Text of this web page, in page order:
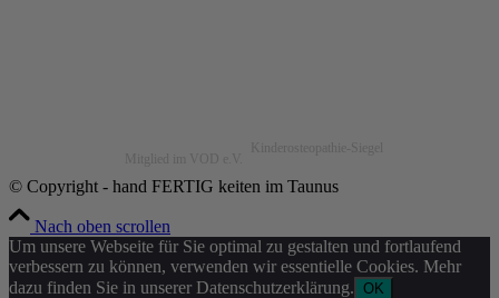
© Copyright - hand FERTIG keiten im Taunus
Nach oben scrollen
Um unsere Webseite für Sie optimal zu gestalten und fortlaufend
verbessern zu können, verwenden wir essentielle Cookies. Mehr
dazu finden Sie in unserer Datenschutzerklärung. OK